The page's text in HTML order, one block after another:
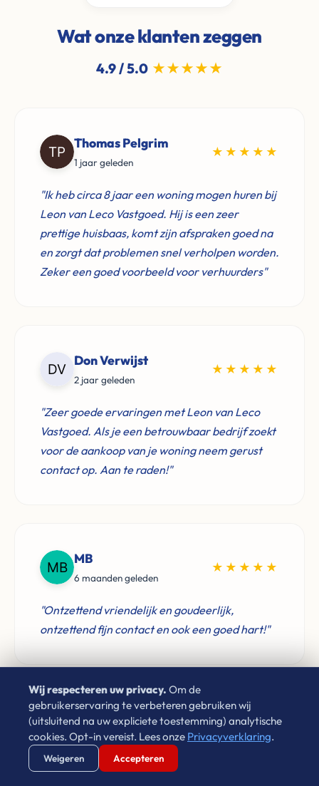
Wat onze klanten zeggen
4.9 / 5.0 ★★★★★
Thomas Pelgrim
1 jaar geleden
★★★★★
"Ik heb circa 8 jaar een woning mogen huren bij
Leon van Leco Vastgoed. Hij is een zeer
prettige huisbaas, komt zijn afspraken goed na
en zorgt dat problemen snel verholpen worden.
Zeker een goed voorbeeld voor verhuurders"
Don Verwijst
2 jaar geleden
★★★★★
"Zeer goede ervaringen met Leon van Leco
Vastgoed. Als je een betrouwbaar bedrijf zoekt
voor de aankoop van je woning neem gerust
contact op. Aan te raden!"
MB
6 maanden geleden
★★★★★
"Ontzettend vriendelijk en goudeerlijk,
ontzettend fijn contact en ook een goed hart!"
Laura Cornet
4 jaar geleden
★★★★★
"Sinds 2009 heb ik via Leon gehuurd in
Wij respecteren uw privacy. Om de
gebruikerservaring te verbeteren gebruiken wij
(uitsluitend na uw expliciete toestemming) analytische
cookies. Opt-in vereist. Lees onze Privacyverklaring.
Weigeren Accepteren
Verstuur WhatsApp